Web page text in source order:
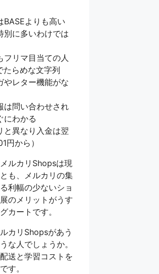
BASEよりも高い
別に多いわけでは
フリマ目当ての人
たらめな文字列
やレター機能がな
は問い合わせされ
にわかる
と異なり入金は翌
円から）
ルカリShopsは現
も、メルカリの集
利幅の少ないショ
のメリットがうす
カートです。
カリShopsがあう
な人でしょうか。
送と学習コストを
す。